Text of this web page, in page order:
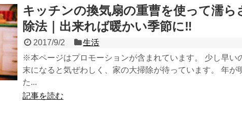
キッチンの換気扇の重曹を使って濡ら
除法｜出来れば暖かい季節に‼
2017/9/2
生活
※本ページはプロモーションが含まれています。 少し早い
末になると気ぜわしく、家の大掃除が待っています。 年が
た...
記事を読む